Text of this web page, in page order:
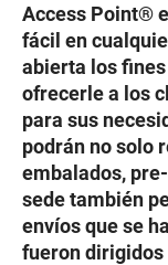
Access Point®
fácil en
abierta los
ofrecerle a los
para sus
podrán no solo
embalados,
sede también
envíos que se
fueron dirigidos